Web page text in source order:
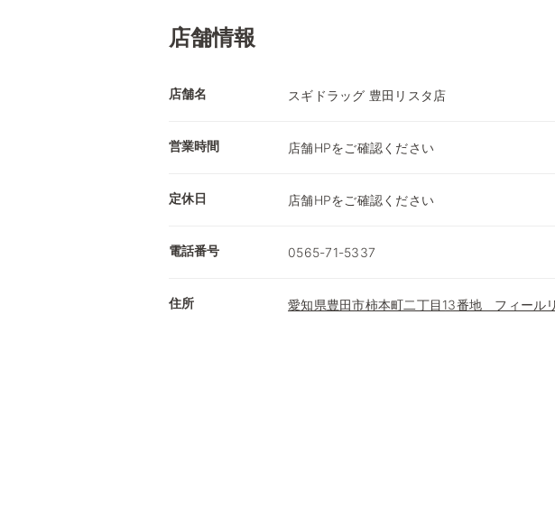
店舗情報
店舗名 スギドラッグ 豊田リスタ店
営業時間 店舗HPをご確認ください
定休日 店舗HPをご確認ください
電話番号 0565-71-5337
住所 愛知県豊田市柿本町二丁目13番地 フィール